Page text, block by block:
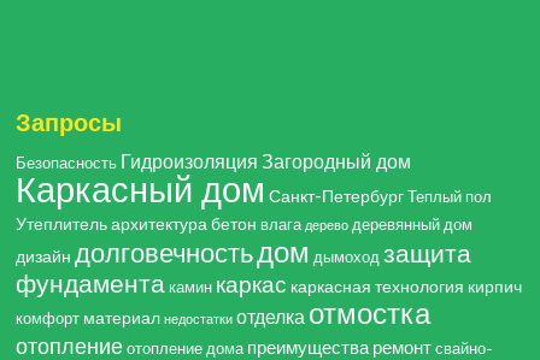
Запросы
Безопасность Гидроизоляция Загородный дом
Каркасный дом Санкт-Петербург Теплый пол
Утеплительархитектурабетон влага дерево деревянный дом
дизайн долговечностьдом дымоход защита
фундамента камин каркас каркасная технология кирпич
комфорт материал недостатки отделка отмостка
отопление отопление дома преимуществаремонт свайно-